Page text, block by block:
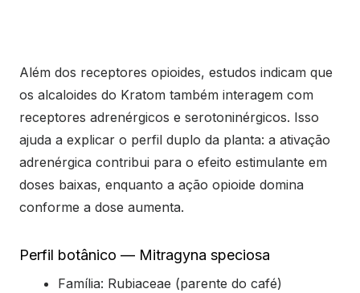
Além dos receptores opioides, estudos indicam que
os alcaloides do Kratom também interagem com
receptores adrenérgicos e serotoninérgicos. Isso
ajuda a explicar o perfil duplo da planta: a ativação
adrenérgica contribui para o efeito estimulante em
doses baixas, enquanto a ação opioide domina
conforme a dose aumenta.
Perfil botânico — Mitragyna speciosa
Família: Rubiaceae (parente do café)